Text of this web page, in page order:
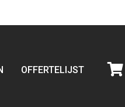
OFFERTELIJST